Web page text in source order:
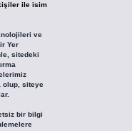
ile isim
ve
Yer
sitedeki
olup, siteye
bir bilgi